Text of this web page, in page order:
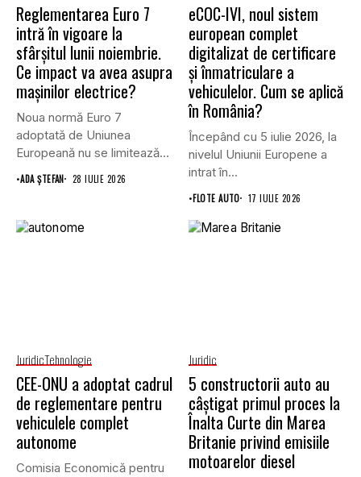
Reglementarea Euro 7
intră în vigoare la
sfârșitul lunii noiembrie.
Ce impact va avea asupra
mașinilor electrice?
Noua normă Euro 7
adoptată de Uniunea
Europeană nu se limitează
doar...
•ADA ȘTEFAN 28 IULIE 2026
eCOC-IVI, noul sistem
european complet
digitalizat de certificare
și înmatriculare a
vehiculelor. Cum se aplică
în România?
Începând cu 5 iulie 2026, la
nivelul Uniunii Europene a
intrat în...
•FLOTE AUTO 17 IULIE 2026
JuridicTehnologie
CEE-ONU a adoptat cadrul
de reglementare pentru
vehiculele complet
autonome
Comisia Economică pentru
Juridic
5 constructorii auto au
câștigat primul proces la
Înalta Curte din Marea
Britanie privind emisiile
motoarelor diesel